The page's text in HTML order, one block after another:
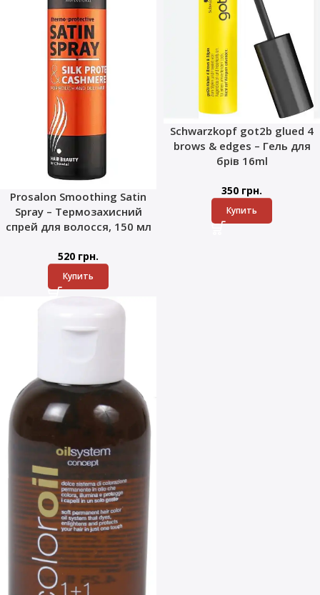
Prosalon Smoothing Satin
Spray – Термозахисний
спрей для волосся, 150 мл
520 грн.
Купить
Schwarzkopf got2b glued 4
brows & edges – Гель для
брів 16ml
350 грн.
Купить